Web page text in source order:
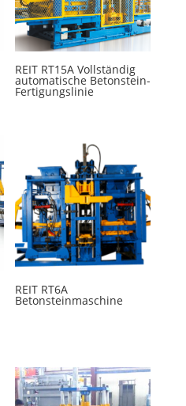
REIT RT15A Vollständig
automatische Betonstein-
Fertigungslinie
REIT RT6A
Betonsteinmaschine